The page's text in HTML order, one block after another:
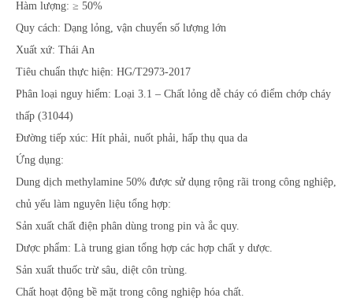
Hàm lượng: ≥ 50%
Quy cách: Dạng lỏng, vận chuyển số lượng lớn
Xuất xứ: Thái An
Tiêu chuẩn thực hiện: HG/T2973-2017
Phân loại nguy hiểm: Loại 3.1 – Chất lỏng dễ cháy có điểm chớp cháy
thấp (31044)
Đường tiếp xúc: Hít phải, nuốt phải, hấp thụ qua da
Ứng dụng:
Dung dịch methylamine 50% được sử dụng rộng rãi trong công nghiệp,
chủ yếu làm nguyên liệu tổng hợp:
Sản xuất chất điện phân dùng trong pin và ắc quy.
Dược phẩm: Là trung gian tổng hợp các hợp chất y dược.
Sản xuất thuốc trừ sâu, diệt côn trùng.
Chất hoạt động bề mặt trong công nghiệp hóa chất.